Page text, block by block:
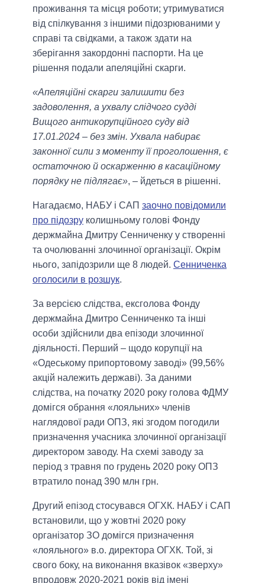
проживання та місця роботи; утримуватися
від спілкування з іншими підозрюваними у
справі та свідками, а також здати на
зберігання закордонні паспорти. На це
рішення подали апеляційні скарги.
«Апеляційні скарги залишити без
задоволення, а ухвалу слідчого судді
Вищого антикорупційного суду від
17.01.2024 – без змін. Ухвала набирає
законної сили з моменту її проголошення, є
остаточною й оскарженню в касаційному
порядку не підлягає», – йдеться в рішенні.
Нагадаємо, НАБУ і САП заочно повідомили
про підозру колишньому голові Фонду
держмайна Дмитру Сенниченку у створенні
та очолюванні злочинної організації. Окрім
нього, запідозрили ще 8 людей. Сенниченка
оголосили в розшук.
За версією слідства, ексголова Фонду
держмайна Дмитро Сенниченко та інші
особи здійснили два епізоди злочинної
діяльності. Перший – щодо корупції на
«Одеському припортовому заводі» (99,56%
акцій належить державі). За даними
слідства, на початку 2020 року голова ФДМУ
домігся обрання «лояльних» членів
наглядової ради ОПЗ, які згодом погодили
призначення учасника злочинної організації
директором заводу. На схемі заводу за
період з травня по грудень 2020 року ОПЗ
втратило понад 390 млн грн.
Другий епізод стосувався ОГХК. НАБУ і САП
встановили, що у жовтні 2020 року
організатор ЗО домігся призначення
«лояльного» в.о. директора ОГХК. Той, зі
свого боку, на виконання вказівок «зверху»
впродовж 2020-2021 років від імені